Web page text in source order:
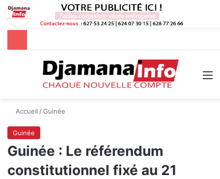
Rechercher
Accueil /Guinée
Guinée
Guinée : Le référendum
constitutionnel fixé au 21